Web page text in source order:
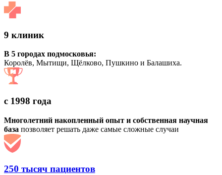
9 клиник
В 5 городах подмосковья:
Королёв, Мытищи, Щёлково, Пушкино и Балашиха.
с 1998 года
Многолетний накопленный опыт и собственная научная
база позволяет решать даже самые сложные случаи
250 тысяч пациентов